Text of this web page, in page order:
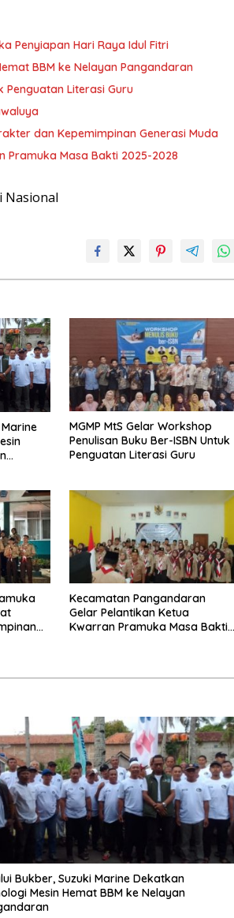
Penyiapan Hari Raya Idul Fitri
BBM ke Nelayan Pangandaran
Penguatan Literasi Guru
dan Kepemimpinan Generasi Muda
Pramuka Masa Bakti 2025-2028
MGMP MtS Gelar Workshop
Penulisan Buku Ber-ISBN Untuk
Penguatan Literasi Guru
Kecamatan Pangandaran
Gelar Pelantikan Ketua
Kwarran Pramuka Masa Bakti
Bukber, Suzuki Marine Dekatkan
Mesin Hemat BBM ke Nelayan